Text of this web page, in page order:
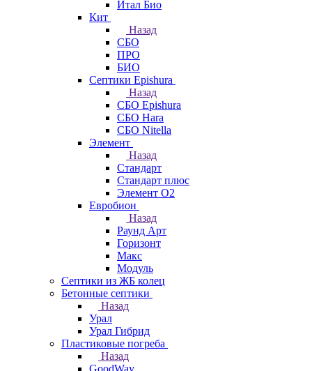
Итал Био
Кит
Назад
СБО
ПРО
БИО
Септики Epishura
Назад
СБО Epishura
СБО Hara
СБО Nitella
Элемент
Назад
Стандарт
Стандарт плюс
Элемент О2
Евробион
Назад
Раунд Арт
Горизонт
Макс
Модуль
Септики из ЖБ колец
Бетонные септики
Назад
Урал
Урал Гибрид
Пластиковые погреба
Назад
GoodWay